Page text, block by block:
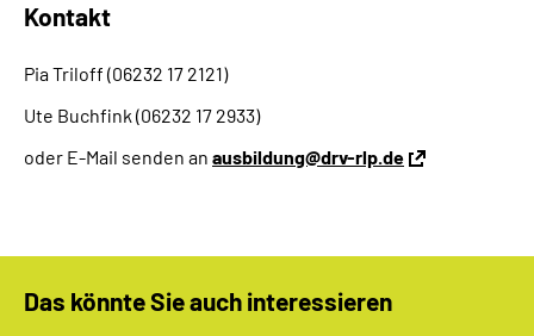
Kontakt
Pia Triloff (06232 17 2121)
Ute Buchfink (06232 17 2933)
oder E-Mail senden an ausbildung@drv-rlp.de
Das könnte Sie auch interessieren